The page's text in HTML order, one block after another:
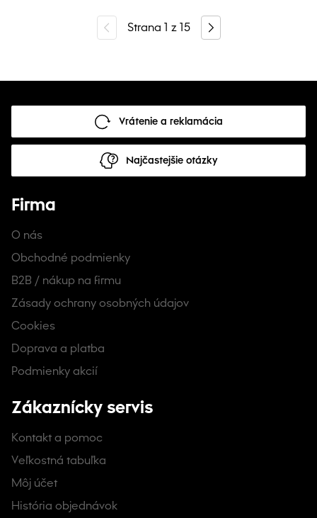
Strana 1 z 15
Vrátenie a reklamácia
Najčastejšie otázky
Firma
O nás
Obchodné podmienky
B2B / nákup na firmu
Zásady ochrany osobných údajov
Cookies
Doprava a platba
Podmienky akcií
Zákaznícky servis
Kontakt a pomoc
Veľkostná tabuľka
Môj účet
História objednávok